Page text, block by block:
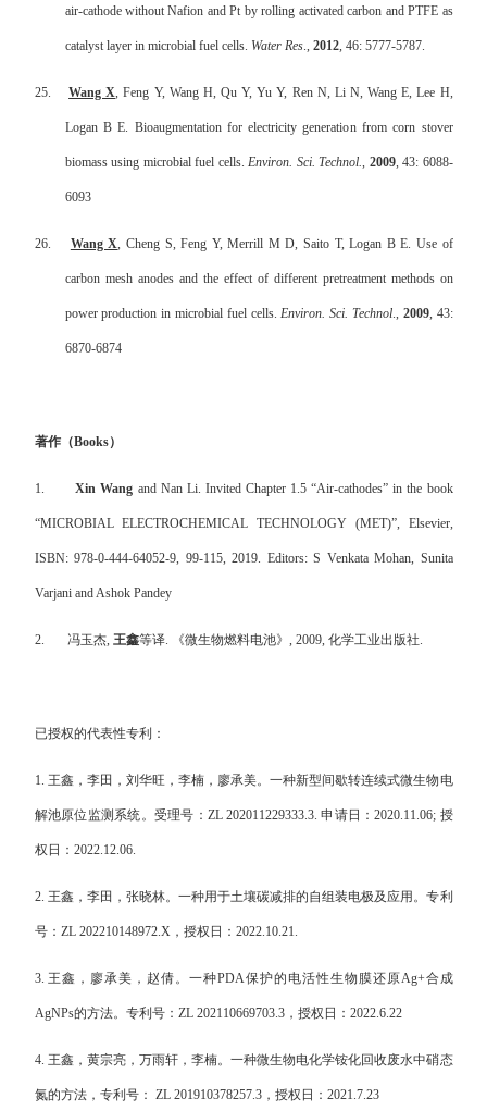
air-cathode without Nafion and Pt by rolling activated carbon and PTFE as
catalyst layer in microbial fuel cells. Water Res., 2012, 46: 5777-5787.
25.Wang X, Feng Y, Wang H, Qu Y, Yu Y, Ren N, Li N, Wang E, Lee H,
Logan B E. Bioaugmentation for electricity generation from corn stover
biomass using microbial fuel cells. Environ. Sci. Technol., 2009, 43: 6088-
6093
26. Wang X, Cheng S, Feng Y, Merrill M D, Saito T, Logan B E. Use of
carbon mesh anodes and the effect of different pretreatment methods on
power production in microbial fuel cells.Environ. Sci. Technol., 2009, 43:
6870-6874
著作（Books）
1. Xin Wang and Nan Li. Invited Chapter 1.5 “Air-cathodes” in the book
“MICROBIAL ELECTROCHEMICAL TECHNOLOGY (MET)”, Elsevier,
ISBN: 978-0-444-64052-9, 99-115, 2019. Editors: S Venkata Mohan, Sunita
Varjani and Ashok Pandey
2. 冯玉杰, 王鑫等译. 《微生物燃料电池》 , 2009, 化学工业出版社.
已授权的代表性专利：
1. 王鑫，李田，刘华旺，李楠，廖承美。一种新型间歇转连续式微生物电
解池原位监测系统。受理号： ZL 202011229333.3.申请日：2020.11.06; 授
权日： 2022.12.06.
2. 王鑫，李田，张晓林。一种用于土壤碳减排的自组装电极及应用。专利
号： ZL 202210148972.X，授权日： 2022.10.21.
3. 王鑫，廖承美，赵倩。一种PDA保护的电活性生物膜还原Ag+合成
AgNPs的方法。专利号： ZL 202110669703.3，授权日： 2022.6.22
4. 王鑫，黄宗亮，万雨轩，李楠。一种微生物电化学铵化回收废水中硝态
氮的方法，专利号： ZL 201910378257.3，授权日： 2021.7.23